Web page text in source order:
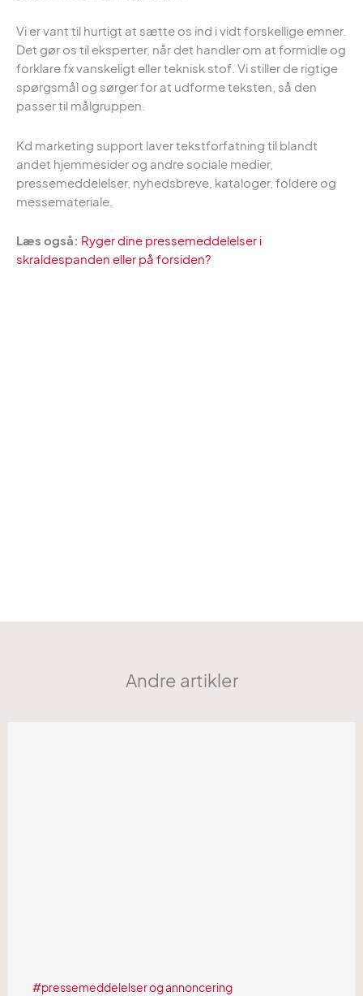
Vi er vant til hurtigt at sætte os ind i vidt forskellige emner.
Det gør os til eksperter, når det handler om at formidle og
forklare fx vanskeligt eller teknisk stof. Vi stiller de rigtige
spørgsmål og sørger for at udforme teksten, så den
passer til målgruppen.
Kd marketing support laver tekstforfatning til blandt
andet hjemmesider og andre sociale medier,
pressemeddelelser, nyhedsbreve, kataloger, foldere og
messemateriale.
Læs også: Ryger dine pressemeddelelser i
skraldespanden eller på forsiden?
Andre artikler
pressemeddelelser og annoncering